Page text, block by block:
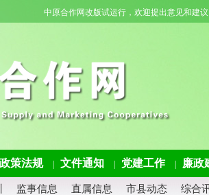
中原合作网改版试运行，欢迎提出意见和建议
政策法规 文件通知 党建工作 廉政
监事信息 直属信息 市县动态 综合